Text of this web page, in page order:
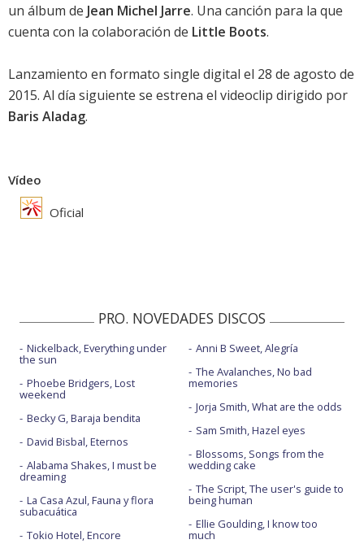
un álbum de Jean Michel Jarre. Una canción para la que
cuenta con la colaboración de Little Boots.
Lanzamiento en formato single digital el 28 de agosto de
2015. Al día siguiente se estrena el videoclip dirigido por
Baris Aladag.
Vídeo
Oficial
PRO. NOVEDADES DISCOS
Nickelback, Everything under
the sun
Phoebe Bridgers, Lost
weekend
Becky G, Baraja bendita
David Bisbal, Eternos
Alabama Shakes, I must be
dreaming
La Casa Azul, Fauna y flora
subacuática
Tokio Hotel, Encore
Anni B Sweet, Alegría
The Avalanches, No bad
memories
Jorja Smith, What are the odds
Sam Smith, Hazel eyes
Blossoms, Songs from the
wedding cake
The Script, The user's guide to
being human
Ellie Goulding, I know too
much